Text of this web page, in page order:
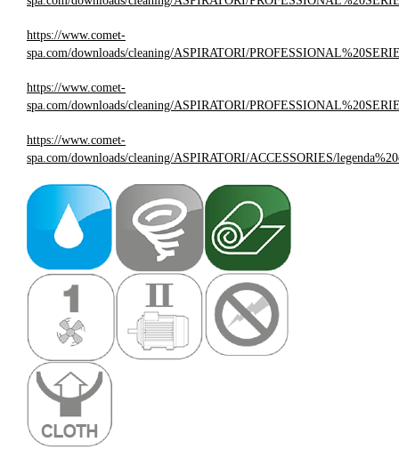
https://www.comet-
spa.com/downloads/cleaning/ASPIRATORI/
https://www.comet-
spa.com/downloads/cleaning/ASPIRATORI/
https://www.comet-
spa.com/downloads/cleaning/ASPIRATORI/ACCESSORIES/